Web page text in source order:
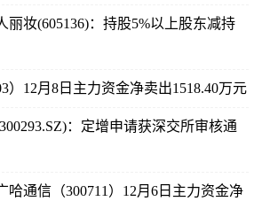
丽妆(605136)：持股5%以上股东减持
）12月8日主力资金净卖出1518.40万元
：定增申请获深交所审核通
哈通信（300711）12月6日主力资金净